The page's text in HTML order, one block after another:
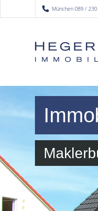
München 089 /